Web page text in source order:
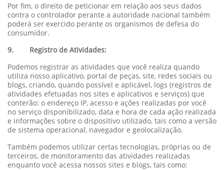
Por fim, o direito de peticionar em relação aos seus dados
contra o controlador perante a autoridade nacional também
poderá ser exercido perante os organismos de defesa do
consumidor.
9. Registro de Atividades:
Podemos registrar as atividades que você realiza quando
utiliza nosso aplicativo, portal de peças, site, redes sociais ou
blogs, criando, quando possível e aplicável, logs (registros de
atividades efetuadas nos sites e aplicativos e serviços) que
conterão: o endereço IP, acesso e ações realizadas por você
no serviço disponibilizado, data e hora de cada ação realizada
e informações sobre o dispositivo utilizado, tais como a versão
de sistema operacional, navegador e geolocalização.
Também podemos utilizar certas tecnologias, próprias ou de
terceiros, de monitoramento das atividades realizadas
enquanto você acessa nossos sites e blogs, tais como: